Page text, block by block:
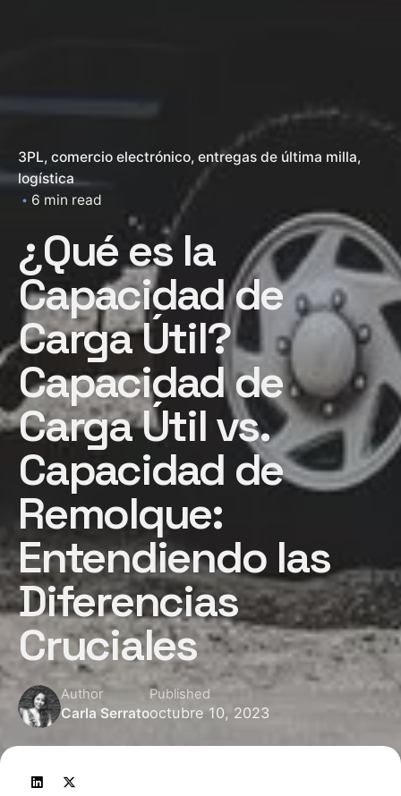
3PL comercio electrónico entregas de última milla
logística
6 min read
¿Qué es la
Capacidad de
Carga Útil?
Capacidad de
Carga Útil vs.
Capacidad de
Remolque:
Entendiendo las
Diferencias
Cruciales
Author
Carla Serrato
Published
octubre 10, 2023